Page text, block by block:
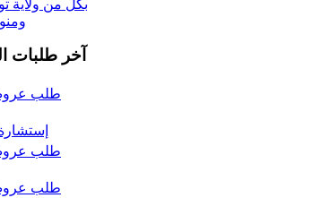
بكل من ولاية
آخر طلبات
إستشارة